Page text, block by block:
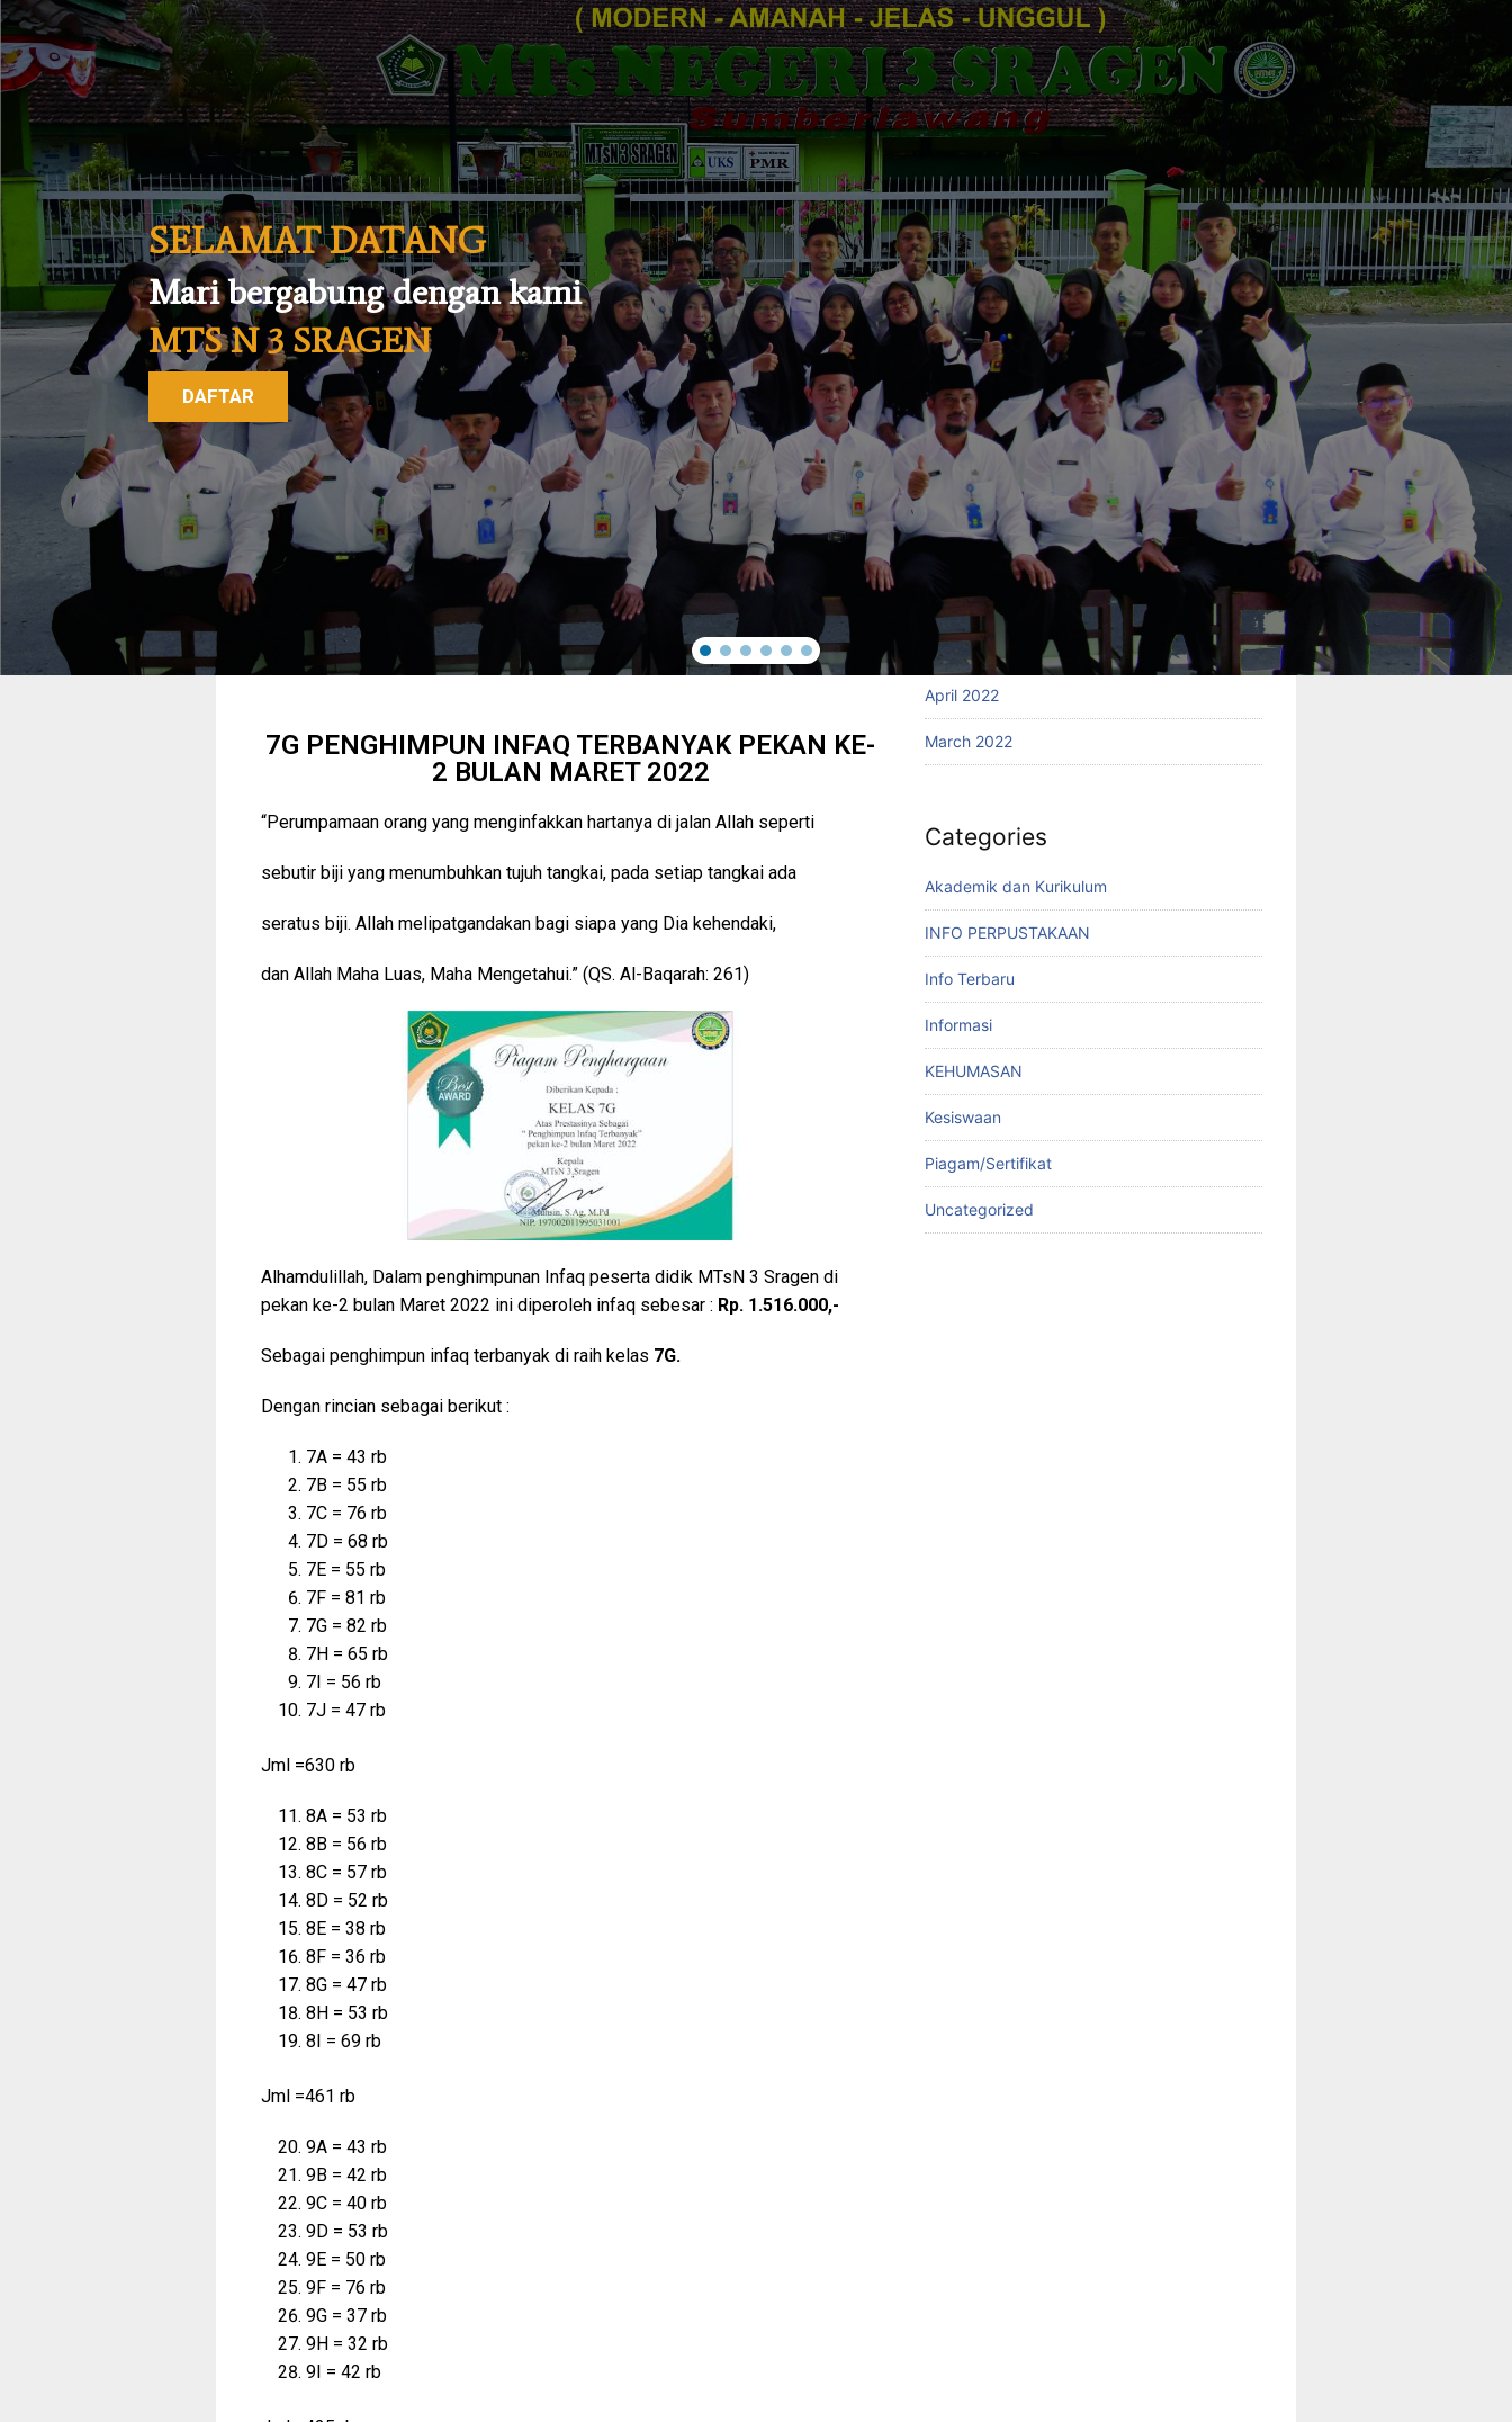
SELAMAT DATANG
Mari bergabung dengan kami
MTS N 3 SRAGEN
DAFTAR
7G PENGHIMPUN INFAQ TERBANYAK PEKAN KE-
2 BULAN MARET 2022
“Perumpamaan orang yang menginfakkan hartanya di jalan Allah seperti
sebutir biji yang menumbuhkan tujuh tangkai, pada setiap tangkai ada
seratus biji. Allah melipatgandakan bagi siapa yang Dia kehendaki,
dan Allah Maha Luas, Maha Mengetahui.” (QS. Al-Baqarah: 261)
Alhamdulillah, Dalam penghimpunan Infaq peserta didik MTsN 3 Sragen di
pekan ke-2 bulan Maret 2022 ini diperoleh infaq sebesar : Rp. 1.516.000,-
Sebagai penghimpun infaq terbanyak di raih kelas 7G.
Dengan rincian sebagai berikut :
7A = 43 rb
7B = 55 rb
7C = 76 rb
7D = 68 rb
7E = 55 rb
7F = 81 rb
7G = 82 rb
7H = 65 rb
7I = 56 rb
7J = 47 rb
Jml =630 rb
8A = 53 rb
8B = 56 rb
8C = 57 rb
8D = 52 rb
8E = 38 rb
8F = 36 rb
8G = 47 rb
8H = 53 rb
8I = 69 rb
Jml =461 rb
9A = 43 rb
9B = 42 rb
9C = 40 rb
9D = 53 rb
9E = 50 rb
9F = 76 rb
9G = 37 rb
9H = 32 rb
9I = 42 rb
November 2024
October 2024
September 2024
September 2023
August 2023
July 2023
May 2023
February 2023
January 2023
December 2022
November 2022
October 2022
September 2022
August 2022
April 2022
March 2022
Categories
Akademik dan Kurikulum
INFO PERPUSTAKAAN
Info Terbaru
Informasi
KEHUMASAN
Kesiswaan
Piagam/Sertifikat
Uncategorized